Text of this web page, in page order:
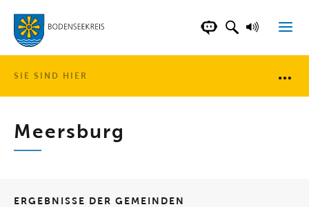
LANDKREISCHATBOT DER
SUCHFELD
SIE SIND HIER
Meersburg
ERGEBNISSE DER GEMEINDEN